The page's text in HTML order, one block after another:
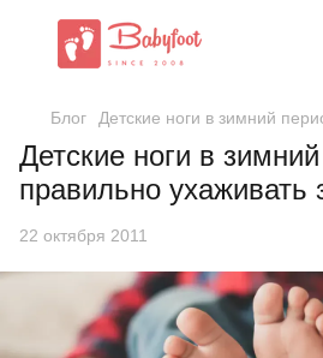
Блог Детские ноги в зимний
Детские ноги в
правильно ухаживать
22 октября 2011